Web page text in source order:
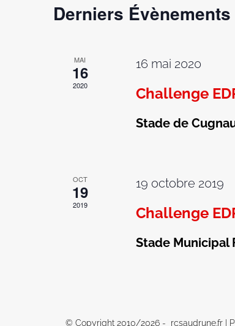
Derniers
MAI
16
2020
16 mai 2020
Challenge
Stade de
OCT
19
2019
19 octobre 2019
Challenge
Stade Municipal
© Copyright 2010/2026 - rcsaudrune.fr |